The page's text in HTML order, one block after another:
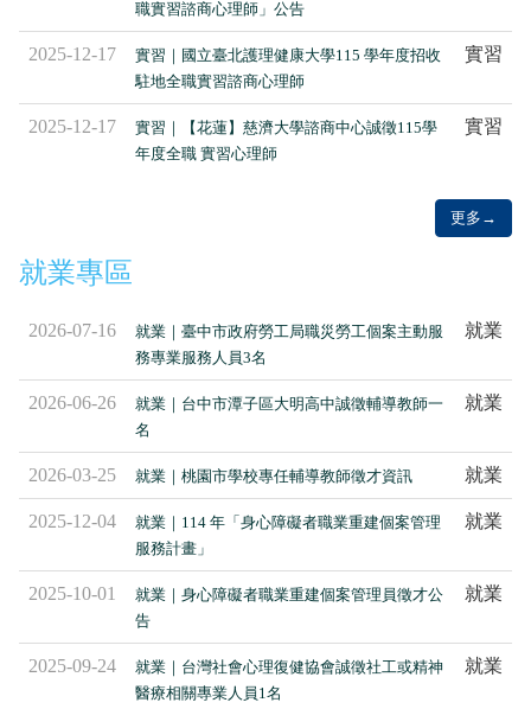
職實習諮商心理師」公告
2025-12-17
實習｜國立臺北護理健康大學115 學年度招收
駐地全職實習諮商心理師
實習
2025-12-17
實習｜【花蓮】慈濟大學諮商中心誠徵115學
年度全職 實習心理師
實習
更多→
就業專區
2026-07-16
就業｜臺中市政府勞工局職災勞工個案主動服
務專業服務人員3名
就業
2026-06-26
就業｜台中市潭子區大明高中誠徵輔導教師一
名
就業
2026-03-25 就業｜ 桃園市學校專任輔導教師徵才資訊 就業
2025-12-04
就業｜114 年「身心障礙者職業重建個案管理
服務計畫」
就業
2025-10-01
就業｜身心障礙者職業重建個案管理員徵才公
告
就業
2025-09-24
就業｜台灣社會心理復健協會誠徵社工或精神
醫療相關專業人員1名
就業